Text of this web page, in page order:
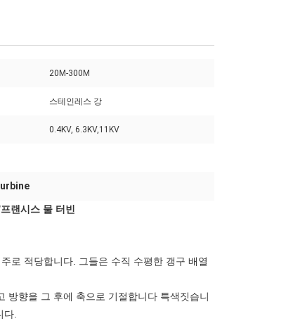
20M-300M
스테인레스 강
0.4KV, 6.3KV,11KV
랜시스 물 터빈
로 적당합니다. 그들은 수직 수평한 갱구 배열
방향을 그 후에 축으로 기절합니다 특색짓습니
다.